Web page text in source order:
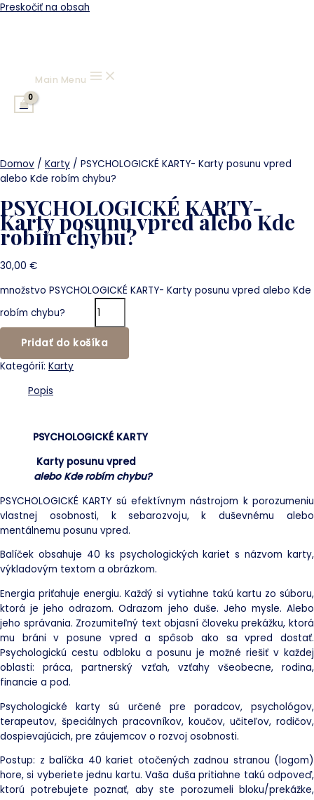
Preskočiť na obsah
Main Menu
Domov / Karty / PSYCHOLOGICKÉ KARTY- Karty posunu vpred
alebo Kde robím chybu?
PSYCHOLOGICKÉ KARTY-
Karty posunu vpred alebo Kde
robím chybu?
30,00 €
množstvo PSYCHOLOGICKÉ KARTY- Karty posunu vpred alebo Kde
robím chybu?
Pridať do košíka
Kategórií: Karty
Popis
PSYCHOLOGICKÉ KARTY
Karty posunu vpred
alebo Kde robím chybu?
PSYCHOLOGICKÉ KARTY sú efektívnym nástrojom k porozumeniu
vlastnej osobnosti, k sebarozvoju, k duševnému alebo
mentálnemu posunu vpred.
Balíček obsahuje 40 ks psychologických kariet s názvom karty,
výkladovým textom a obrázkom.
Energia priťahuje energiu. Každý si vytiahne takú kartu zo súboru,
ktorá je jeho odrazom. Odrazom jeho duše. Jeho mysle. Alebo
jeho správania. Zrozumiteľný text objasní človeku prekážku, ktorá
mu bráni v posune vpred a spôsob ako sa vpred dostať.
Psychologickú cestu odbloku a posunu je možné riešiť v každej
oblasti: práca, partnerský vzťah, vzťahy všeobecne, rodina,
financie a pod.
Psychologické karty sú určené pre poradcov, psychológov,
terapeutov, špeciálnych pracovníkov, koučov, učiteľov, rodičov,
dospievajúcich, pre záujemcov o rozvoj osobnosti.
Postup: z balíčka 40 kariet otočených zadnou stranou (logom)
hore, si vyberiete jednu kartu. Vaša duša pritiahne takú odpoveď,
ktorú potrebujete poznať, aby ste porozumeli bloku/prekážke,